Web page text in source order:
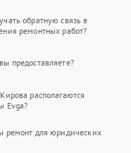
обратную связь в
ремонтных работ?
предоставляете?
располагаются
Evga?
ремонт для юридических